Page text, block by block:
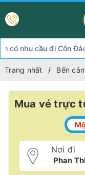
nhu cầu đi Côn Đảo
Trang nhất Bến
Mua vé trực
Nơi đi